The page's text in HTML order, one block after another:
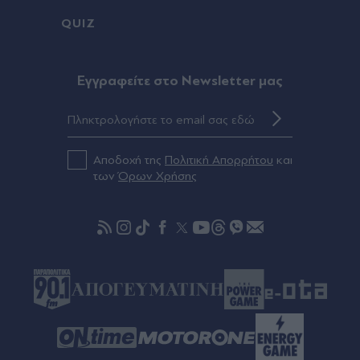
προς την Καλαμαριά
Πριν 47 λεπτά
αναλαμβάνει για πρώτη φορά τηλεπαιχνίδι - Πώς
παίζεται το νέο gameshow με τις θεαματικές
Πριν 55 λεπτά
οδηγός φορτηγού που έπεσε σε γκρεμό (Βίντεο)
QUIZ
Eγγραφείτε στο Newsletter μας
Αποδοχή της Πολιτική Απορρήτου και
τωνΌρων Χρήσης